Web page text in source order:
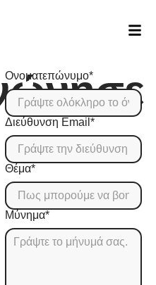
Ονοματεπώνυμο*
Διεύθυνση Email*
Θέμα*
Μύνημα*